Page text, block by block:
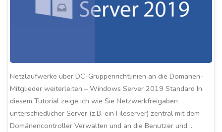
Netzlaufwerke über DC-Gruppenrichtlinien an die Domänen-
Mitglieder weiterleiten – Windows Server 2019 Standard In
diesem Tutorial zeige ich wie Sie Netzwerkfreigaben
unterschiedlicher Server (z.B. ein Fileserver) zentral mit dem
Domänencontroller Verwalten und an die Benutzer und …